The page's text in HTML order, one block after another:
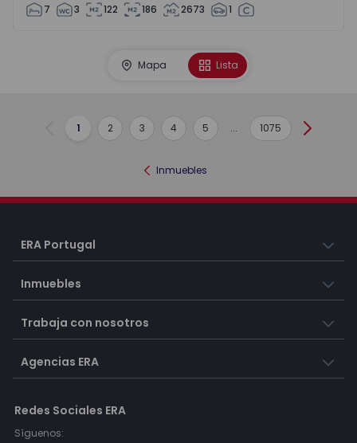
7 3 122 186 2673 1
Mapa Lista
Anterior
1 2 3 4 5 ... 1075
Inmuebles
ERA Portugal
Inmuebles
Trabaja con nosotros
Agencias ERA
Redes Sociales ERA
Síguenos: